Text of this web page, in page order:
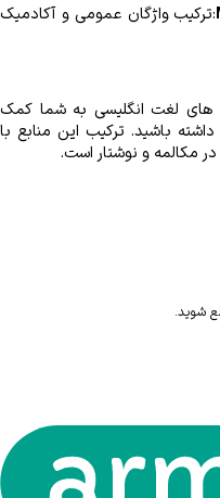
:
در مکالمه و نوشتار است.
شوید.